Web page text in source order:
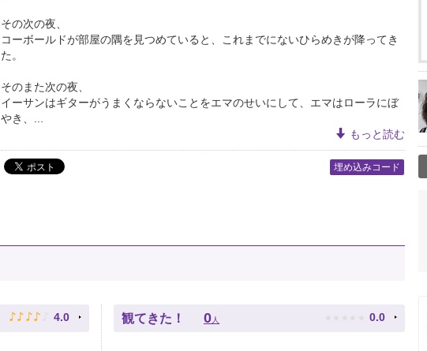
その次の夜、
コーボールドが部屋の隅を見つめていると、これまでにないひらめきが降ってき
た。
そのまた次の夜、
イーサンはギターがうまくならないことをエマのせいにして、エマはローラにぼ
やき、...
もっと読む
埋め込みコード
♪ ♪ ♪ ♪ ♪ 4.0 観てきた！ 0 人 ★ ★ ★ ★ ★ 0.0